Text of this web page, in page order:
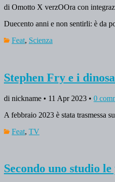
di Omotto X verzOOra con
Duecento anni e non sentirli: è da
Feat, Scienza
Stephen Fry e i
di nickname • 11 Apr 2023 • 0
A febbraio 2023 è stata trasmessa
Feat, TV
Secondo uno studio